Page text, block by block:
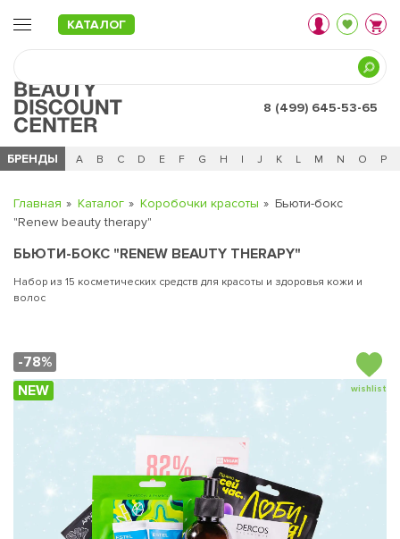
КАТАЛОГ
8 (499) 645-53-65
БРЕНДЫ
Ч 0 - 9 A B C D E F G H I J K L M N O P
Главная Каталог Коробочки красоты
Бьюти-бокс
"Renew beauty therapy"
БЬЮТИ-БОКС "RENEW BEAUTY THERAPY"
Набор из 15 косметических средств для красоты и здоровья кожи и
волос
-78%
NEW
wishlist